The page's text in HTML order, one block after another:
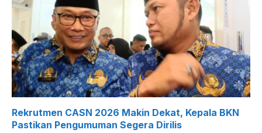
Rekrutmen CASN 2026 Makin Dekat, Kepala BKN
Pastikan Pengumuman Segera Dirilis